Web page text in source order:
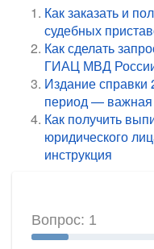
Как заказать и
судебных
Как сделать
ГИАЦ МВД
Издание
период —
Как получить
юридического
инструкция